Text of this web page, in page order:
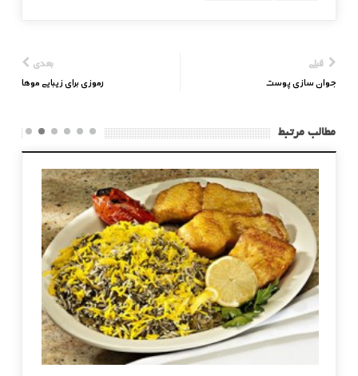
قبلی
جوان سازی پوست
بعدی
رموزی برای زیبایی موها
مطالب مرتبط